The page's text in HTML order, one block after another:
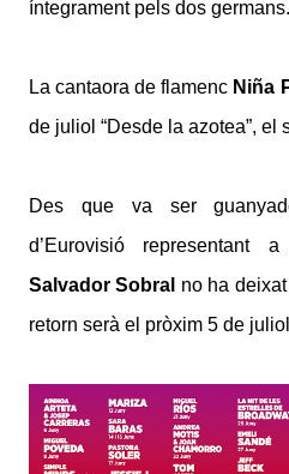
íntegrament pels dos germans.
La cantaora de flamenc Niña
de juliol “Desde la azotea”, el
Des que va ser
d’Eurovisió
Salvador Sobral no ha
retorn serà el pròxim 5 de